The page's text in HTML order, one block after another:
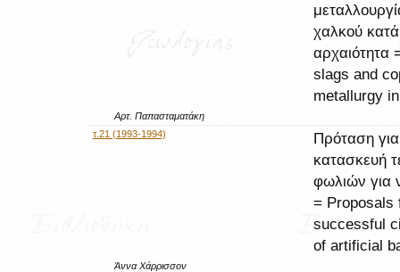
χαλκού
αρχαιότητα
slags and
metallurgy
Αρτ. Παπασταματάκη
τ.21 (1993-1994)
Πρόταση για
κατασκευή
φωλιών για
= Proposals
successful
of artificial
Άννα Χάρρισσον